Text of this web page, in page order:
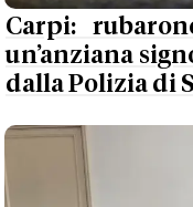
Carpi:
un’anziana
dalla Polizia di